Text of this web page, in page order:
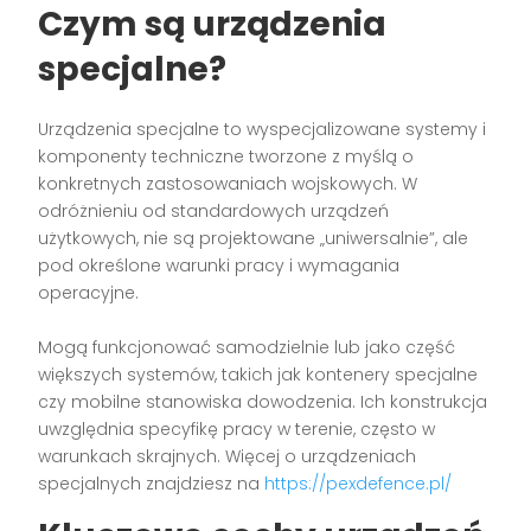
Czym są urządzenia
specjalne?
Urządzenia specjalne to wyspecjalizowane systemy i
komponenty techniczne tworzone z myślą o
konkretnych zastosowaniach wojskowych. W
odróżnieniu od standardowych urządzeń
użytkowych, nie są projektowane „uniwersalnie”, ale
pod określone warunki pracy i wymagania
operacyjne.
Mogą funkcjonować samodzielnie lub jako część
większych systemów, takich jak kontenery specjalne
czy mobilne stanowiska dowodzenia. Ich konstrukcja
uwzględnia specyfikę pracy w terenie, często w
warunkach skrajnych. Więcej o urządzeniach
specjalnych znajdziesz na https://pexdefence.pl/